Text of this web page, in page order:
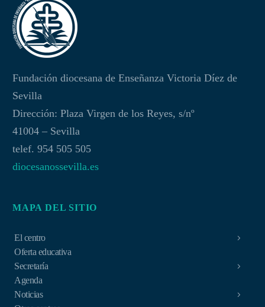
Fundación diocesana de Enseñanza Victoria Díez de
Sevilla
Dirección: Plaza Virgen de los Reyes, s/nº
41004 – Sevilla
telef. 954 505 505
diocesanossevilla.es
MAPA DEL SITIO
El centro
Oferta educativa
Secretaría
Agenda
Noticias